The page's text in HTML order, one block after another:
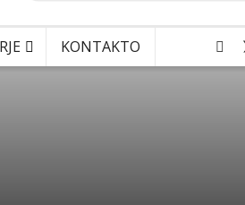
KONTAKTO